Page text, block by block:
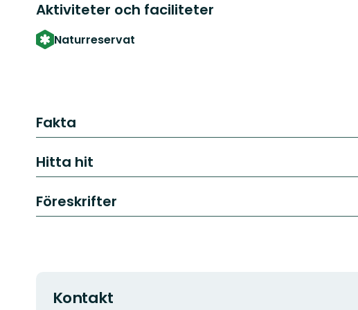
Aktiviteter och faciliteter
Naturreservat
Fakta
Hitta hit
Föreskrifter
Kontakt